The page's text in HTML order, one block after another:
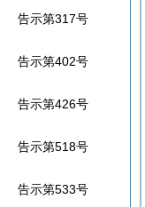
告示第317号
告示第402号
告示第426号
告示第518号
告示第533号